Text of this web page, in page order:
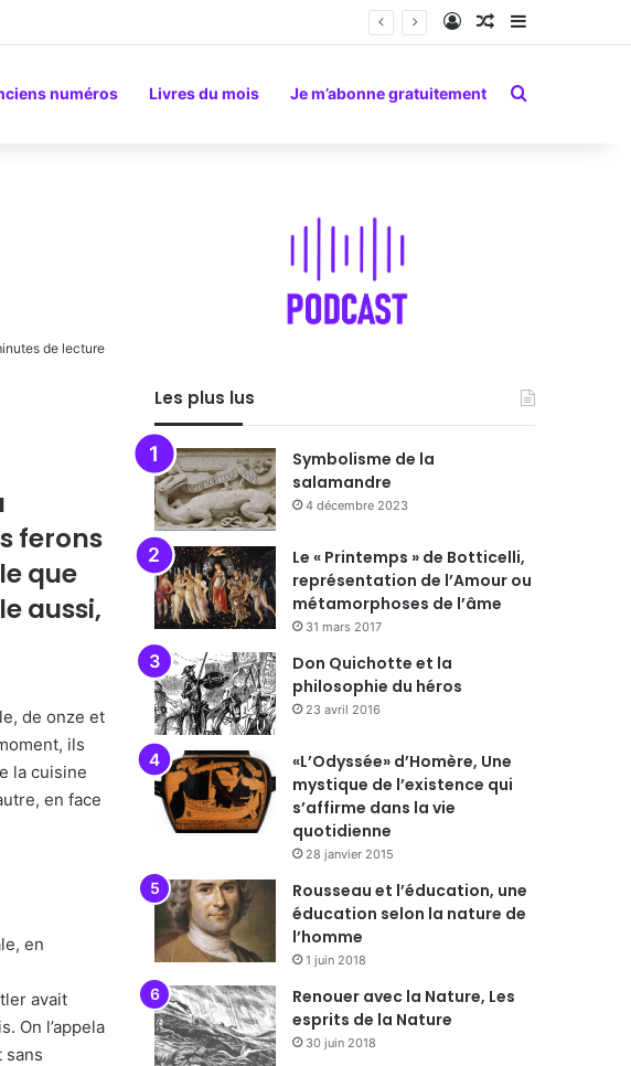
Connexion
Article Aléatoire
Sidebar
numéros Livres du mois Je m’abonne gratuitement Rechercher
de lecture
ferons
que
aussi,
de onze et
ils
la cuisine
en face
en
avait
On l’appela
sans
Les plus lus
Symbolisme de la
salamandre
4 décembre 2023
Le « Printemps » de Botticelli,
représentation de l’Amour ou
métamorphoses de l’âme
31 mars 2017
Don Quichotte et la
philosophie du héros
23 avril 2016
«L’Odyssée» d’Homère, Une
mystique de l’existence qui
s’affirme dans la vie
quotidienne
28 janvier 2015
Rousseau et l’éducation, une
éducation selon la nature de
l’homme
1 juin 2018
Renouer avec la Nature, Les
esprits de la Nature
30 juin 2018